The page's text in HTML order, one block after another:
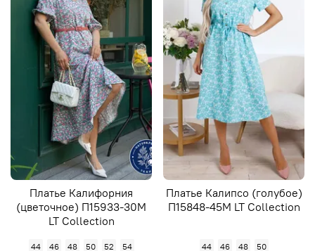
Платье Калифорния
(цветочное) П15933-30М
LT Collection
44 46 48 50 52 54
Платье Калипсо (голубое)
П15848-45М LT Collection
44 46 48 50